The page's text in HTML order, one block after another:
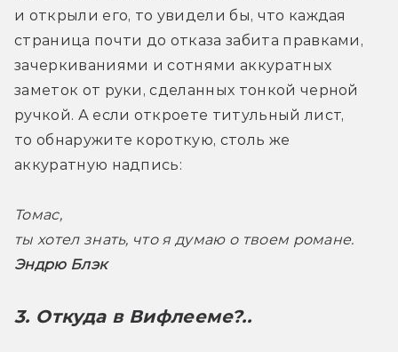
и открыли его, то увидели бы, что каждая
страница почти до отказа забита правками,
зачеркиваниями и сотнями аккуратных
заметок от руки, сделанных тонкой черной
ручкой. А если откроете титульный лист,
то обнаружите короткую, столь же
аккуратную надпись:
Томас,
Эндрю Блэк
3. Откуда в Вифлееме?..